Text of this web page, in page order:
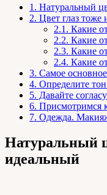
1. Натуральный
2. Цвет глаз тоже
2.1. Какие
2.2. Какие
2.3. Какие
2.4. Какие
3. Самое
4. Определите
5. Давайте
6. Присмотримся
7. Одежда.
Натуральный
идеальный